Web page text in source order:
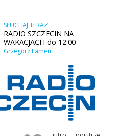
SŁUCHAJ TERAZ
RADIO SZCZECIN NA
WAKACJACH do 12:00
Grzegorz Lament